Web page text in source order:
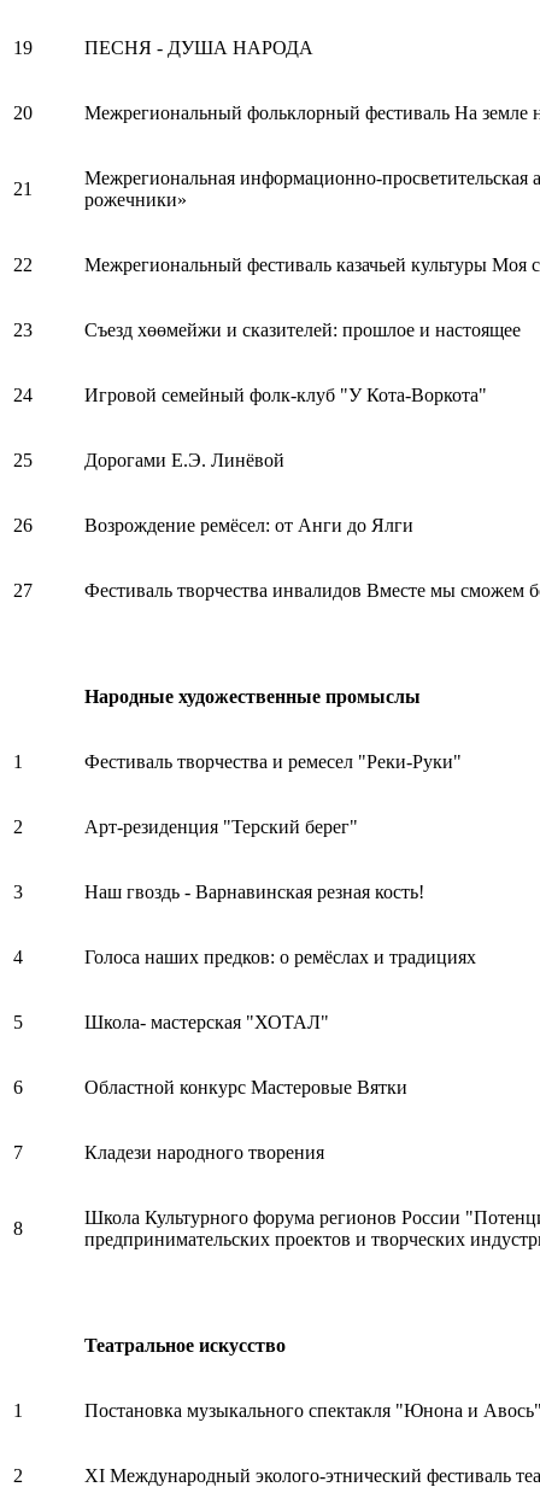
19 ПЕСНЯ - ДУША НАРОДА
20 Межрегиональный фольклорный фестиваль На земле
21
Межрегиональная информационно-
рожечники»
22 Межрегиональный фестиваль казачьей культуры Моя
23 Съезд хөөмейжи и сказителей: прошлое и настоящее
24 Игровой семейный фолк-клуб "У Кота-Воркота"
25 Дорогами Е.Э. Линёвой
26 Возрождение ремёсел: от Анги до Ялги
27 Фестиваль творчества инвалидов Вместе мы сможем
Народные художественные промыслы
1 Фестиваль творчества и ремесел "Реки-Руки"
2 Арт-резиденция "Терский берег"
3 Наш гвоздь - Варнавинская резная кость!
4 Голоса наших предков: о ремёслах и традициях
5 Школа- мастерская "ХОТАЛ"
6 Областной конкурс Мастеровые Вятки
7 Кладези народного творения
8
Школа Культурного форума регионов России
предпринимательских проектов и творческих
Театральное искусство
1 Постановка музыкального спектакля "Юнона и
2 XI Международный эколого-этнический фестиваль